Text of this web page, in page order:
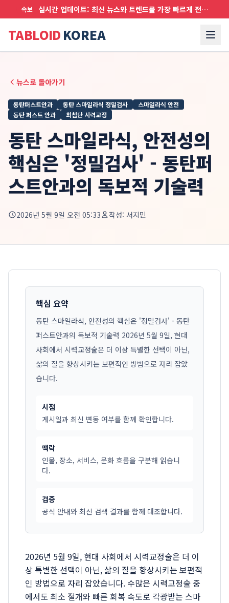
속보 실시간 업데이트: 최신 뉴스와 트렌드를 가장 빠르게 전달합니다
TABLOID KOREA
뉴스로 돌아가기
동탄퍼스트안과 동탄 스마일라식 정밀검사
스마일라식 안전
동탄 퍼스트 안과
최첨단 시력교정
동탄 스마일라식, 안전성의
핵심은 '정밀검사' - 동탄퍼
스트안과의 독보적 기술력
2026년 5월 9일 오전 05:33 작성: 서지민
핵심 요약
동탄 스마일라식, 안전성의 핵심은 '정밀검사' - 동탄
퍼스트안과의 독보적 기술력 2026년 5월 9일, 현대
사회에서 시력교정술은 더 이상 특별한 선택이 아닌,
삶의 질을 향상시키는 보편적인 방법으로 자리 잡았
습니다.
시점
게시일과 최신 변동 여부를 함께 확인합니다.
맥락
인물, 장소, 서비스, 문화 흐름을 구분해 읽습니
다.
검증
공식 안내와 최신 검색 결과를 함께 대조합니다.
2026년 5월 9일, 현대 사회에서 시력교정술은 더 이
상 특별한 선택이 아닌, 삶의 질을 향상시키는 보편적
인 방법으로 자리 잡았습니다. 수많은 시력교정술 중
에서도 최소 절개와 빠른 회복 속도로 각광받는 스마